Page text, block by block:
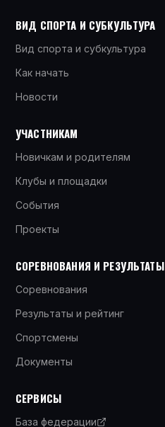
ВИД СПОРТА И СУБКУЛЬТУРА
Вид спорта и субкультура
Как начать
Новости
УЧАСТНИКАМ
Новичкам и родителям
Клубы и площадки
События
Проекты
СОРЕВНОВАНИЯ И РЕЗУЛЬТАТЫ
Соревнования
Результаты и рейтинг
Спортсмены
Документы
СЕРВИСЫ
База федерации